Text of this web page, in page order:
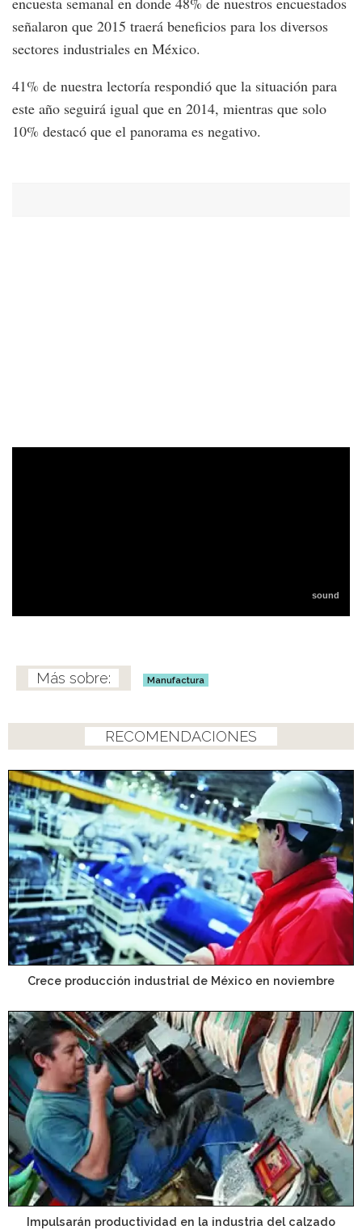
señalaron que 2015 traerá beneficios para los diversos
sectores industriales en México.
41% de nuestra lectoría respondió que la situación para
este año seguirá igual que en 2014, mientras que solo
10% destacó que el panorama es negativo.
Manufactura
RECOMENDACIONES
Crece producción industrial de México en noviembre
Impulsarán productividad en la industria del calzado